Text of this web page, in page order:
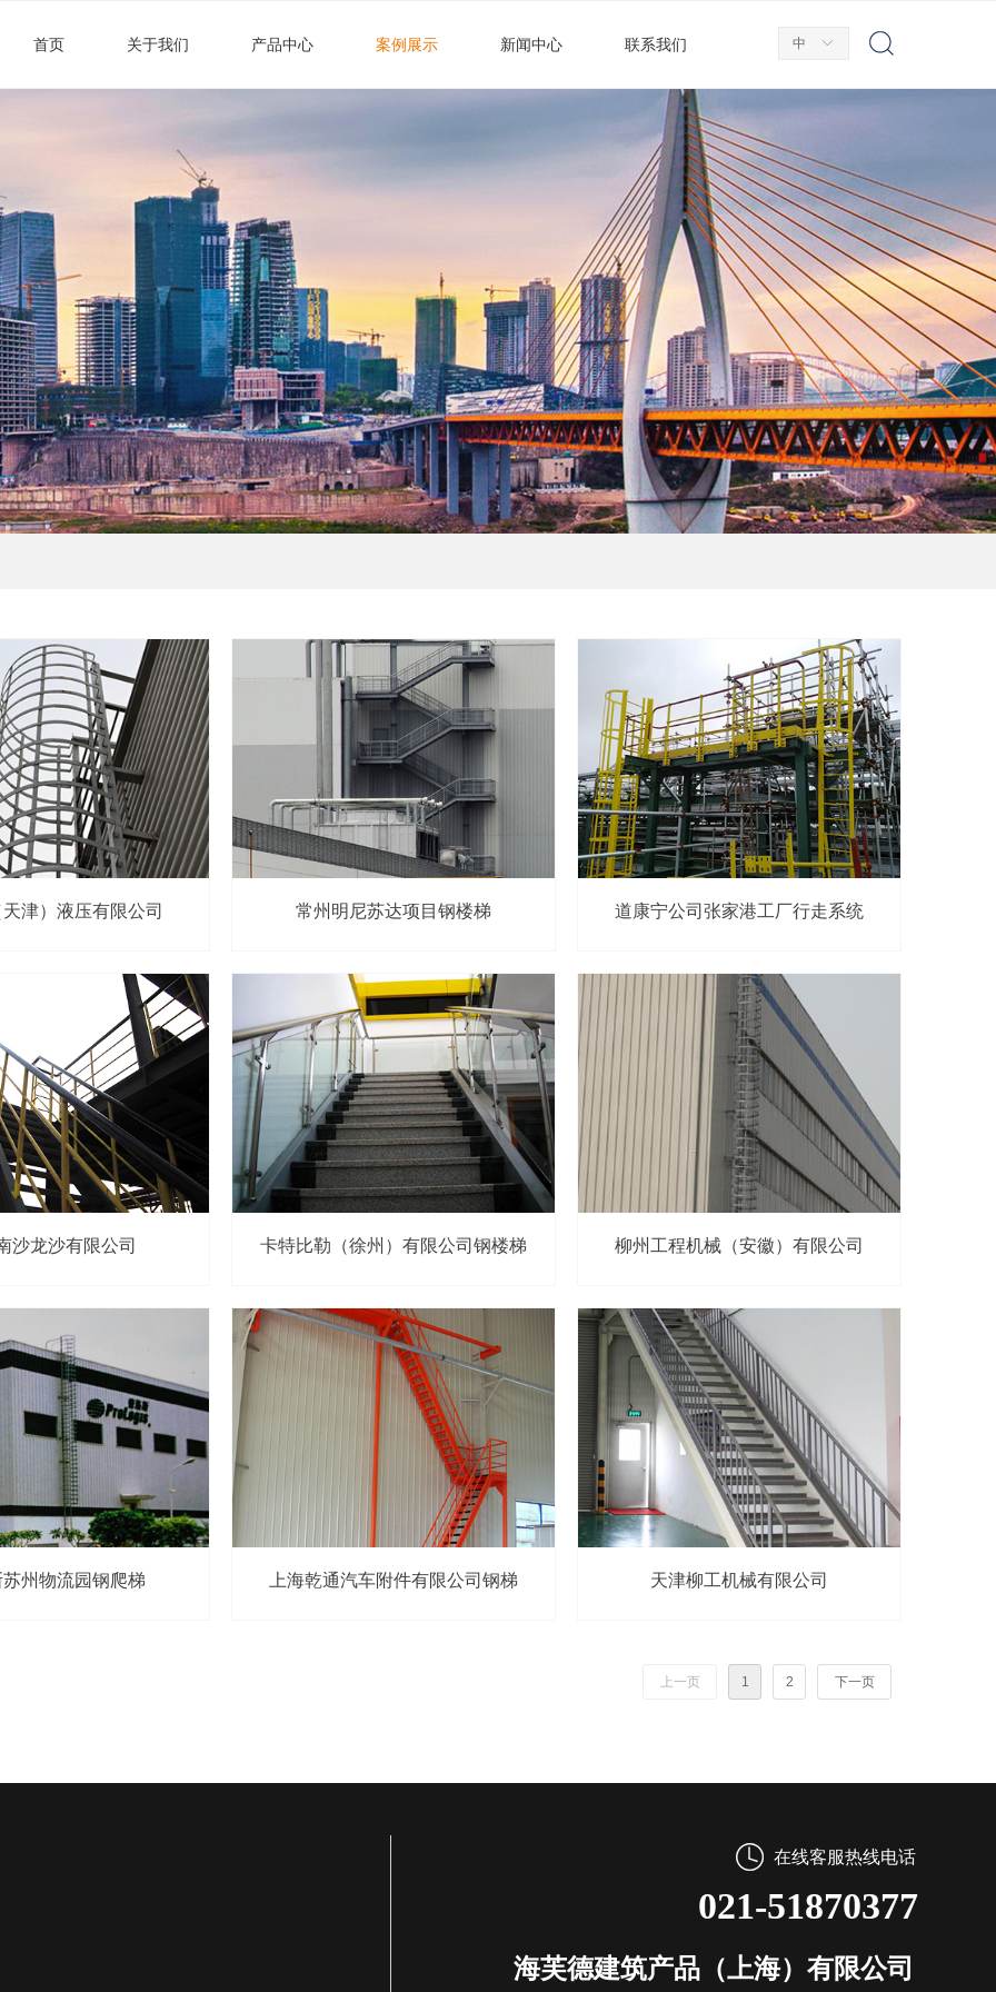
首页 关于我们 产品中心 案例展示 新闻中心 联系我们 ꀅ
中
津）液压有限公司 常州明尼苏达项目钢楼梯 道康宁公司张家港工厂行走系统
沙龙沙有限公司 卡特比勒（徐州）有限公司钢楼梯 柳州工程机械（安徽）有限公司
州物流园钢爬梯 上海乾通汽车附件有限公司钢梯 天津柳工机械有限公司
上一页 1 2 下一页
在线客服热线电话
021-51870377
海芙德建筑产品（上海）有限公司